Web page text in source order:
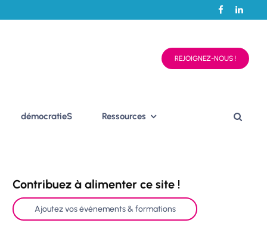
REJOIGNEZ-NOUS !
démocratieS Ressources
Contribuez à alimenter ce site !
Ajoutez vos événements & formations